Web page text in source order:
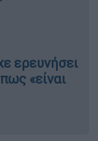
ερευνήσει
«είναι